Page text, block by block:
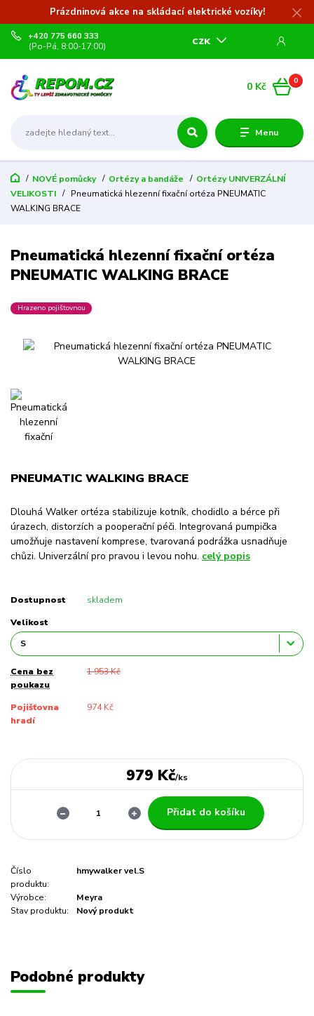
Prázdninová akce na skládací elektrické vozíky!
Menu
CZK
+420 775 660 333
(Po-Pá, 8:00-17:00)
0
0 Kč
NOVÉ pomůcky Ortézy a bandáže
Ortézy UNIVERZÁLNÍ
VELIKOSTI
Pneumatická hlezenní fixační ortéza PNEUMATIC
WALKING BRACE
Pneumatická hlezenní fixační ortéza
PNEUMATIC WALKING BRACE
Hrazeno pojištovnou
PNEUMATIC WALKING BRACE
Dlouhá Walker ortéza stabilizuje kotník, chodidlo a bérce při
úrazech, distorzích a pooperační péči. Integrovaná pumpička
umožňuje nastavení komprese, tvarovaná podrážka usnadňuje
chůzi. Univerzální pro pravou i levou nohu. celý popis
Dostupnost skladem
Velikost
Cena bez
poukazu
1 953 Kč
Pojišťovna
hradí
974 Kč
979 Kč/ks
Přidat do košíku
Číslo
produktu:
hmywalker vel.S
Výrobce:
Meyra
Stav produktu:
Nový produkt
Podobné produkty